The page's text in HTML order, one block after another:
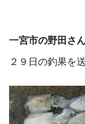
一宮市の野田さ
２９日の釣果を